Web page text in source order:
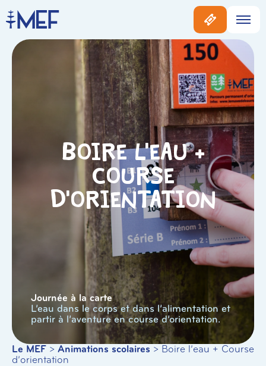
Boire l’eau +
Course
d’orientation
Journée à la carte
L’eau dans le corps et dans l’alimentation et
partir à l’aventure en course d’orientation.
Le MEF > Animations scolaires > Boire l’eau + Course
d’orientation